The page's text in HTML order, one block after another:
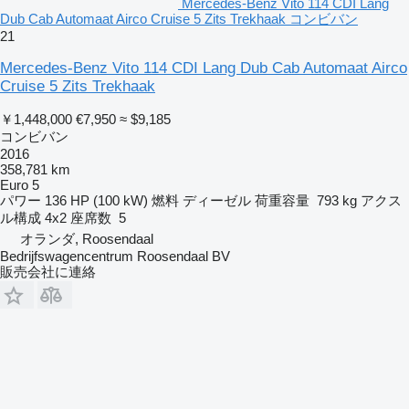
Dub Cab Automaat Airco Cruise 5 Zits Trekhaak コンビバン
21
Mercedes-Benz Vito 114 CDI Lang Dub Cab Automaat Airco
Cruise 5 Zits Trekhaak
￥1,448,000 €7,950 ≈ $9,185
コンビバン
2016
358,781 km
Euro 5
パワー 136 HP (100 kW) 燃料 ディーゼル 荷重容量 793 kg アクス
ル構成 4x2 座席数 5
オランダ, Roosendaal
Bedrijfswagencentrum Roosendaal BV
販売会社に連絡